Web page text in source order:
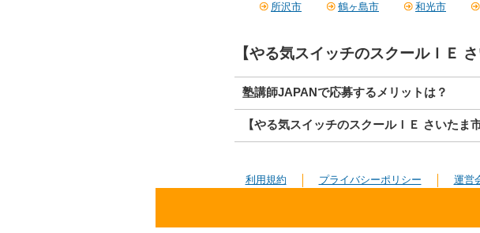
所沢市
鶴ヶ島市 和光市
【やる気スイッチのスクールＩＥ
塾講師JAPANで応募するメリットは？
【やる気スイッチのスクールＩＥ さいたま
利用規約 プライバシーポリシー 運営